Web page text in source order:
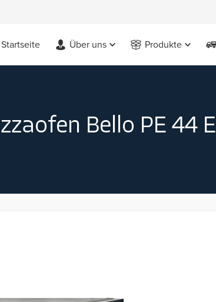
Startseite Über uns Produkte
Bello PE 44 E